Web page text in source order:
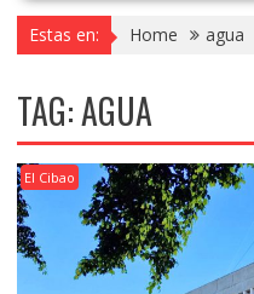
Estas en: Home agua
TAG:AGUA
El Cibao